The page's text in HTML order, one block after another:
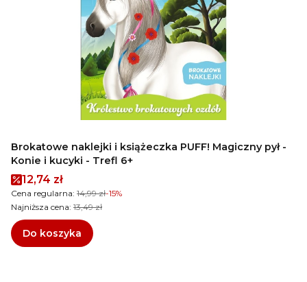
Brokatowe naklejki i książeczka PUFF! Magiczny pył -
Konie i kucyki - Trefl 6+
Cena promocyjna
12,74 zł
Cena regularna: 14,99 zł-15%
Najniższa cena: 13,49 zł
Do koszyka